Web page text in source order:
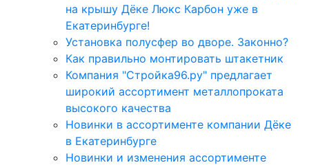
на крышу Дёке Люкс Карбон уже в
Екатеринбурге!
Установка полусфер во дворе. Законно?
Как правильно монтировать штакетник
Компания "Стройка96.ру" предлагает
широкий ассортимент металлопроката
высокого качества
Новинки в ассортименте компании Дёке
в Екатеринбурге
Новинки и изменения ассортименте